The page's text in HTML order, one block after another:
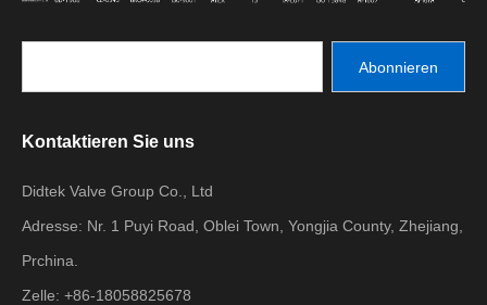
Abonnieren
Kontaktieren Sie uns
Didtek Valve Group Co., Ltd
Adresse: Nr. 1 Puyi Road, Oblei Town, Yongjia County, Zhejiang,
Prchina.
Zelle: +86-18058825678